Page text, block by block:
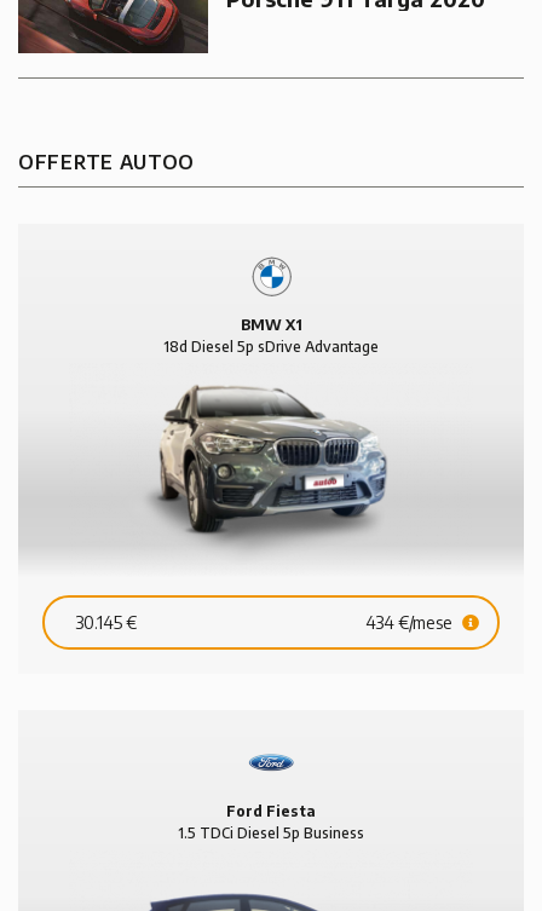
OFFERTE AUTOO
BMW X1
18d Diesel 5p sDrive Advantage
30.145 € 434 €/mese
Ford Fiesta
1.5 TDCi Diesel 5p Business